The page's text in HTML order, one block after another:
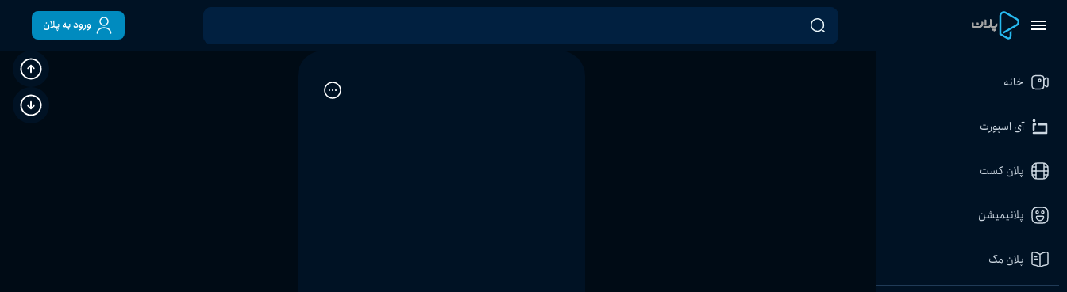
ورود به پلان
خانه
آی اسپورت
پلان کست
پلانیمیشن
پلان مگ